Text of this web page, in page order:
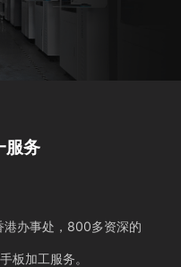
服务
港办事处，800多资深的
板加工服务。